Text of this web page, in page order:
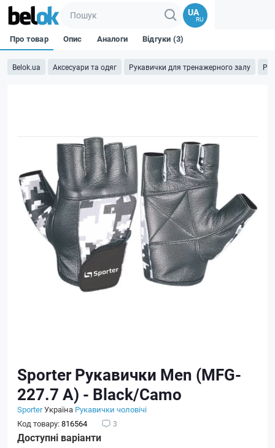
UA
RU
Belok.ua Аксесуари та одяг Рукавички для тренажерного залу
Про товар Опис Аналоги Відгуки (3)
Sporter Рукавички Men (MFG-
227.7 A) - Black/Camo
SporterУкраїна Рукавички чоловічі
Код товару:816564 3
Доступні варіанти